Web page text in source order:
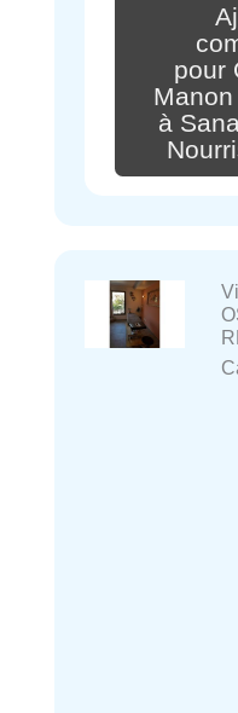
pour
à